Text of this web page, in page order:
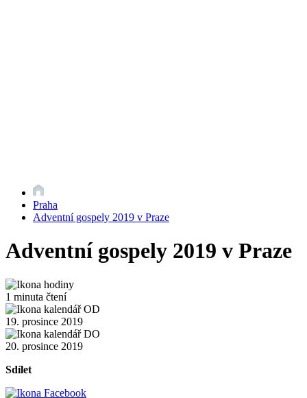
Praha
Adventní gospely 2019 v Praze
Adventní gospely 2019 v Praze
1 minuta čtení
19. prosince 2019
20. prosince 2019
Sdílet